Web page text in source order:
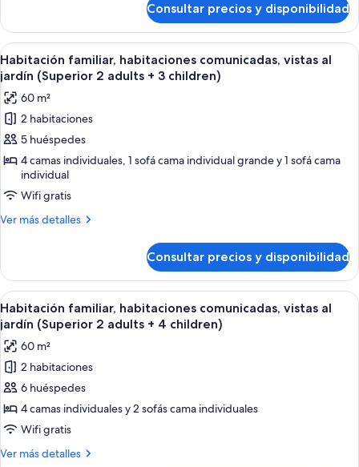
mar
estándar
doble,
balcón,
vistas
parciales
al
mar
Consultar precios y disponibilidad
Abrir
todas
las
fotos
de
Habitación
familiar,
habitaciones
comunicadas,
vistas
(Superior
2
adults
+
3
children)
Habitación de hotel con una cama
4
Habitación familiar, habitaciones comunicadas, vistas al
jardín (Superior 2 adults + 3 children)
60 m²
2 habitaciones
5 huéspedes
4 camas individuales, 1 sofá cama individual grande y 1 sofá cama
individual
Wifi gratis
Ver más detalles
Más
familiar,
habitaciones
comunicadas,
vistas
al
jardín
(Superior
2
adults
+
children)
Consultar precios y disponibilidad
Abrir
todas
las
fotos
de
Habitación
familiar,
habitaciones
comunicadas,
Habitación de hotel con una cama
4
Habitación familiar, habitaciones comunicadas, vistas al
jardín (Superior 2 adults + 4 children)
60 m²
2 habitaciones
6 huéspedes
4 camas individuales y 2 sofás cama individuales
Wifi gratis
Ver más detalles
Más